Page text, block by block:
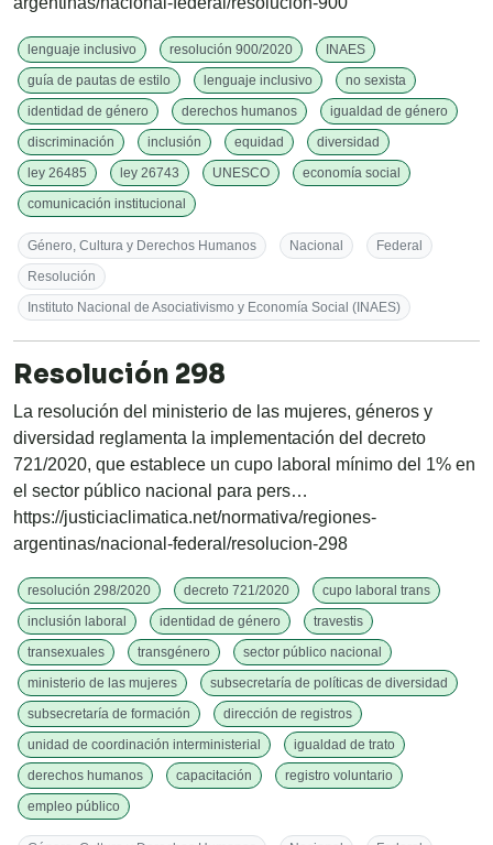
lenguaje inclusivo resolución 900/2020
INAES
guía de pautas de estilo
lenguaje inclusivo
no sexista
identidad de género
derechos humanos
igualdad de género
discriminación
inclusión equidad
diversidad
ley 26485
ley 26743 UNESCO
economía social
comunicación institucional
Género, Cultura y Derechos Humanos Nacional
Federal
Resolución
Instituto Nacional de Asociativismo y Economía Social (INAES)
Resolución 298
La resolución del ministerio de las mujeres, géneros y
diversidad reglamenta la implementación del decreto
721/2020, que establece un cupo laboral mínimo del 1% en
el sector público nacional para pers…
https://justiciaclimatica.net/normativa/regiones-
argentinas/nacional-federal/resolucion-298
resolución 298/2020 decreto 721/2020
cupo laboral trans
inclusión laboral
identidad de género
travestis
transexuales
transgénero
sector público nacional
ministerio de las mujeres
subsecretaría de políticas de diversidad
subsecretaría de formación
dirección de registros
unidad de coordinación interministerial
igualdad de trato
derechos humanos
capacitación
registro voluntario
empleo público